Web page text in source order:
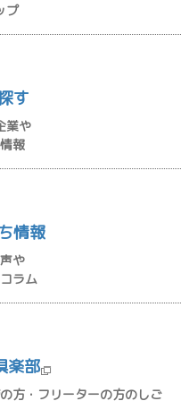
プ
す
業や
報
情報
や
ラム
楽部
方・フリーターの方のしご